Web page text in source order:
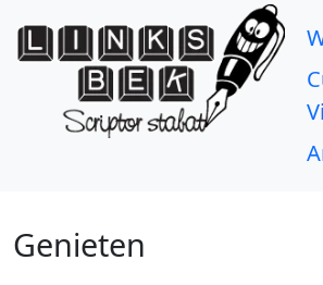
Genieten